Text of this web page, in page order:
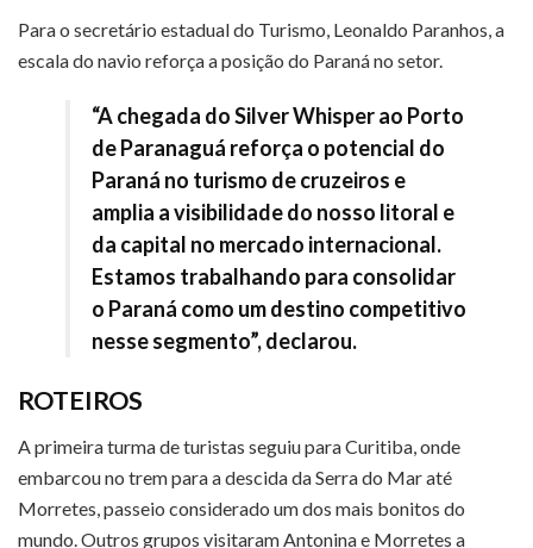
Para o secretário estadual do Turismo, Leonaldo Paranhos, a
escala do navio reforça a posição do Paraná no setor.
“A chegada do Silver Whisper ao Porto
de Paranaguá reforça o potencial do
Paraná no turismo de cruzeiros e
amplia a visibilidade do nosso litoral e
da capital no mercado internacional.
Estamos trabalhando para consolidar
o Paraná como um destino competitivo
nesse segmento”, declarou.
ROTEIROS
A primeira turma de turistas seguiu para Curitiba, onde
embarcou no trem para a descida da Serra do Mar até
Morretes, passeio considerado um dos mais bonitos do
mundo. Outros grupos visitaram Antonina e Morretes a